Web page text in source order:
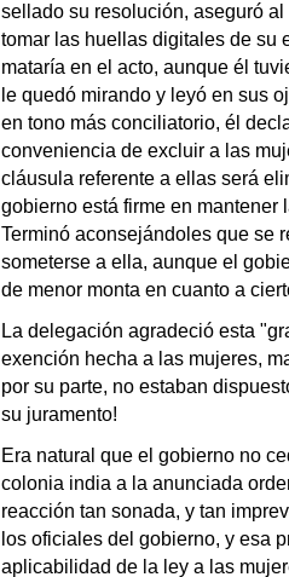
sellado su resolución, aseguró
tomar las huellas digitales de su
mataría en el acto, aunque él
le quedó mirando y leyó en sus
en tono más conciliatorio, él
conveniencia de excluir a las
cláusula referente a ellas será
gobierno está firme en
Terminó aconsejándoles que se
someterse a ella, aunque el
de menor monta en cuanto a
La delegación agradeció esta
exención hecha a las mujeres,
por su parte, no estaban
su juramento!
Era natural que el gobierno no
colonia india a la anunciada
reacción tan sonada, y tan
los oficiales del gobierno, y esa
aplicabilidad de la ley a las